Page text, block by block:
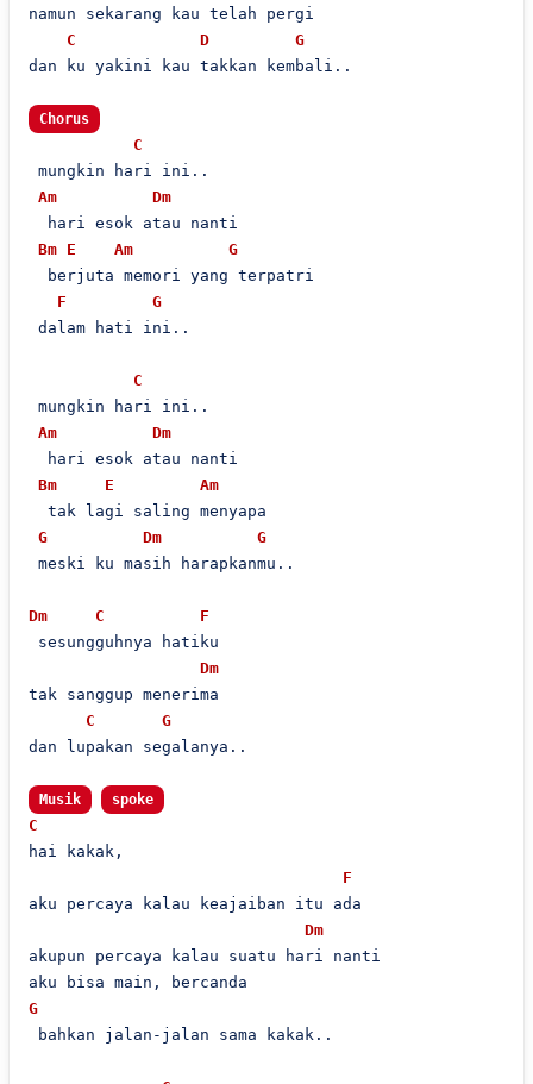
namun sekarang kau telah pergi
C
D
G
dan ku yakini kau takkan kembali..
Chorus
C
mungkin hari ini..
Am
Dm
  hari esok atau nanti
Bm
E Am
G
  berjuta memori yang terpatri
F
G
dalam hati ini..
C
mungkin hari ini..
Am
Dm
  hari esok atau nanti
Bm
E
Am
  tak lagi saling menyapa
G
Dm
G
meski ku masih harapkanmu..
Dm C
F
sesungguhnya hatiku
Dm
tak sanggup menerima
C
G
dan lupakan segalanya..
Musik spoke
C
hai kakak,
F
aku percaya kalau keajaiban itu ada
Dm
akupun percaya kalau suatu hari nanti
G
bahkan jalan-jalan sama kakak..